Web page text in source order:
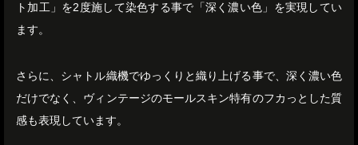
ト加工」を2度施して染色する事で「深く濃い色」を実現してい
ます。
さらに、シャトル織機でゆっくりと織り上げる事で、深く濃い色
だけでなく、ヴィンテージのモールスキン特有のフカっとした質
感も表現しています。